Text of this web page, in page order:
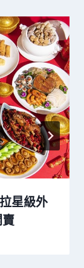
星級外